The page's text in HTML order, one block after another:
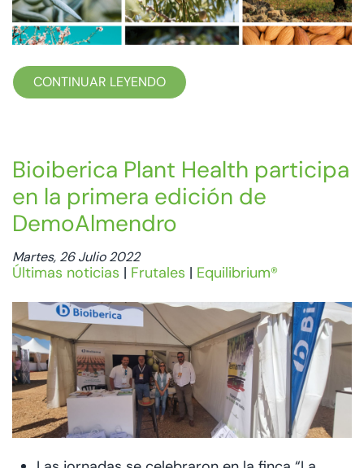
CONTINUAR LEYENDO
Bioiberica Plant Health participa
en la primera edición de
DemoAlmendro
Martes, 26 Julio 2022
Últimas noticias | Frutales | Equilibrium®